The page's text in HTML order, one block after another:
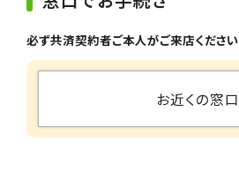
必ず共済契約者ご本人がご来店ください
お近くの窓口